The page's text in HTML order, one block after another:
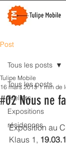
Post
Tous les posts
Ateliers
Expositions
résidences
Tous les posts
#02 Nous ne
Tulipe Mobile
16 mars 2015 1 min de
Exposition au
Klaus 1,